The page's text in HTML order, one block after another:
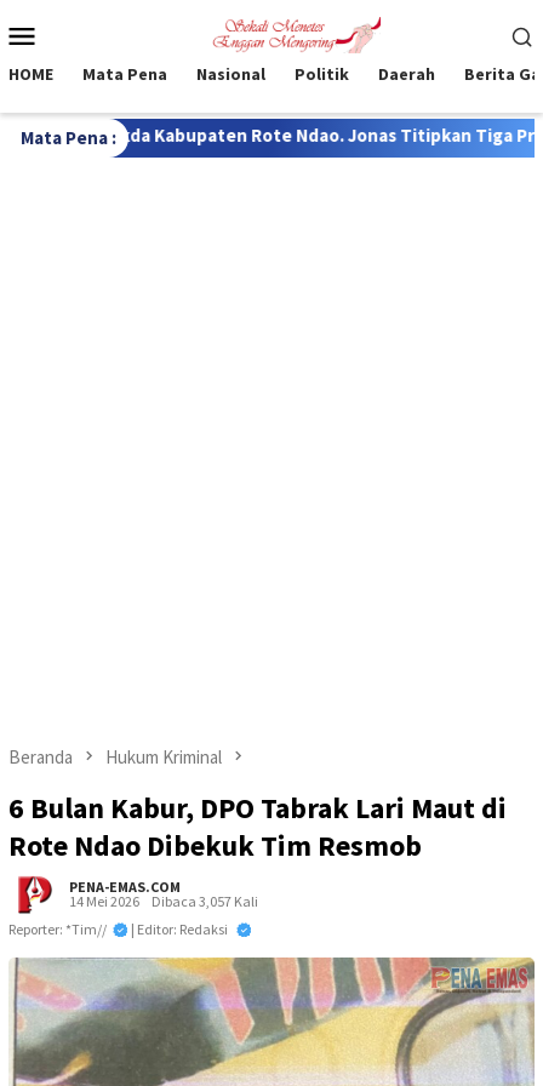
ke
Mobile
HOME Mata Pena Nasional Politik Daerah Berita
Mata Pena :Rote Ndao. Jonas Titipkan Tiga Prinsip Keberhasilan
Beranda Hukum Kriminal
6 Bulan Kabur, DPO Tabrak Lari Maut di
Rote Ndao Dibekuk Tim Resmob
PENA-EMAS.COM
14 Mei 2026
Dibaca 3,057 Kali
Reporter: *Tim//
| Editor: Redaksi